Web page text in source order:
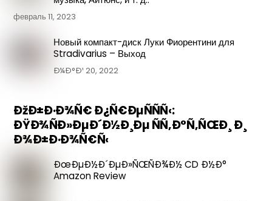
февраль 11, 2023
Новый компакт-диск Луки Фиорентини для
Stradivarius – Выход
Ð¼Ð°Ð¹ 20, 2022
ÐžÐ±Ð·Ð¾Ñ€ Ð¿Ñ€ÐµÑÑÑ‹:
ÐŸÐ¾ÑÐ»ÐµÐ´Ð½Ð¸Ðµ ÑÑ‚Ð°Ñ‚ÑŒÐ¸ Ð¸
Ð¾Ð±Ð·Ð¾Ñ€Ñ‹
ÐœÐµÐ½Ð´ÐµÐ»ÑŒÑÐ¾Ð½ CD Ð½Ð°
Amazon Review